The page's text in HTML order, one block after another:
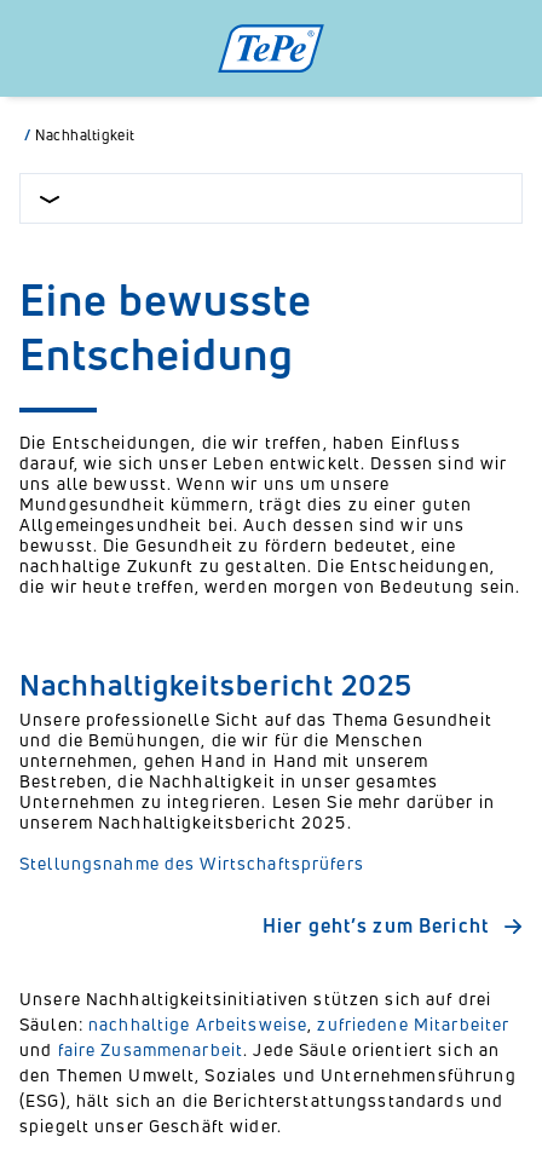
/ Nachhaltigkeit
Eine bewusste
Entscheidung
Die Entscheidungen, die wir treffen, haben Einfluss
darauf, wie sich unser Leben entwickelt. Dessen sind wir
uns alle bewusst. Wenn wir uns um unsere
Mundgesundheit kümmern, trägt dies zu einer guten
Allgemeingesundheit bei. Auch dessen sind wir uns
bewusst. Die Gesundheit zu fördern bedeutet, eine
nachhaltige Zukunft zu gestalten. Die Entscheidungen,
die wir heute treffen, werden morgen von Bedeutung sein.
Nachhaltigkeitsbericht 2025
Unsere professionelle Sicht auf das Thema Gesundheit
und die Bemühungen, die wir für die Menschen
unternehmen, gehen Hand in Hand mit unserem
Bestreben, die Nachhaltigkeit in unser gesamtes
Unternehmen zu integrieren. Lesen Sie mehr darüber in
unserem Nachhaltigkeitsbericht 2025.
Stellungsnahme des Wirtschaftsprüfers
Hier geht’s zum Bericht
Unsere Nachhaltigkeitsinitiativen stützen sich auf drei
Säulen: nachhaltige Arbeitsweise,zufriedene Mitarbeiter
und faire Zusammenarbeit. Jede Säule orientiert sich an
den Themen Umwelt, Soziales und Unternehmensführung
(ESG), hält sich an die Berichterstattungsstandards und
spiegelt unser Geschäft wider.